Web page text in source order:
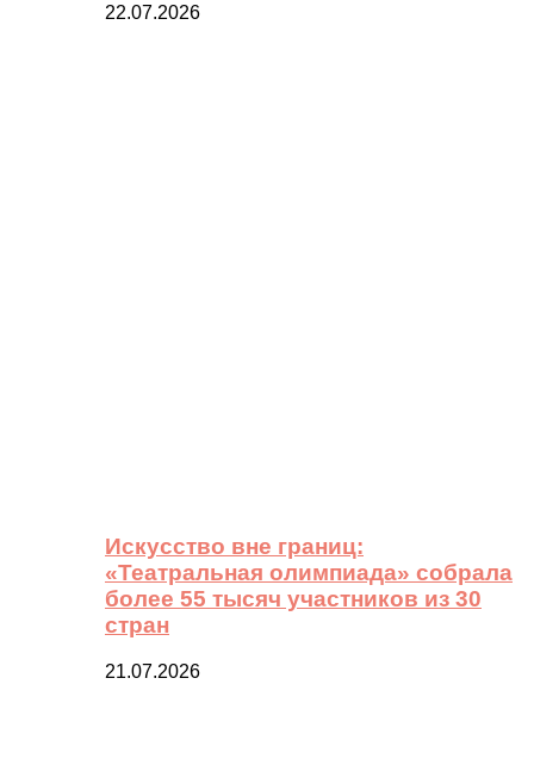
22.07.2026
Искусство вне границ:
«Театральная олимпиада» собрала
более 55 тысяч участников из 30
стран
21.07.2026